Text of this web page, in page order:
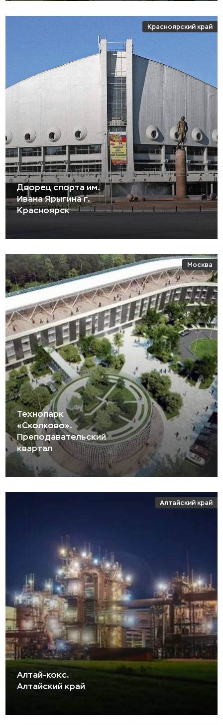
Красноярский край
Дворец спорта им.
Ивана Ярыгина г.
Красноярск
Москва
Технопарк
«Сколково».
Преподавательский
квартал
Алтайский край
Алтай-кокс.
Алтайский край